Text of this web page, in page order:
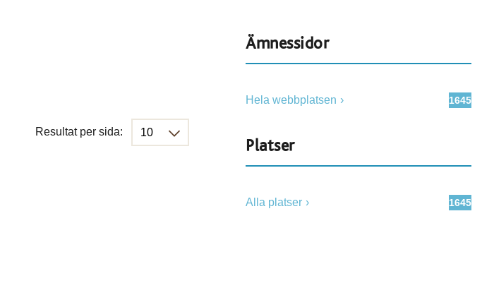
Resultat per sida:
Ämnessidor
1645
Hela webbplatsen
Platser
1645
Alla platser